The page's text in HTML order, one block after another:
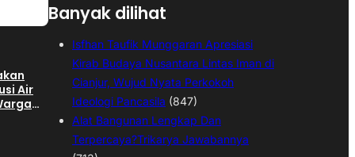
Air
Banyak dilihat
Isfhan Taufik Munggaran Apresiasi
Kirab Budaya Nusantara Lintas Iman di
Cianjur, Wujud Nyata Perkokoh
Ideologi Pancasila (847)
Alat Bangunan Lengkap Dan
Terpercaya?Trikarya Jawabannya